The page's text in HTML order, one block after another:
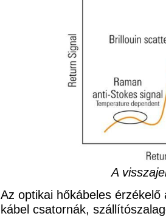
A
Az optikai hőkábeles
kábel csatornák,